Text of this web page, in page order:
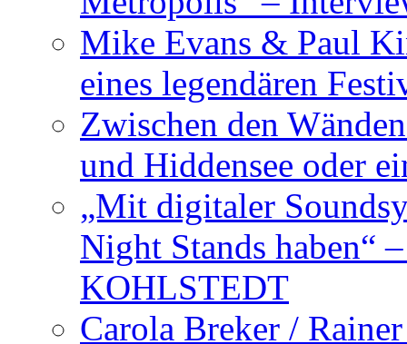
Mike Evans & Paul
eines legendären
Zwischen den
und Hiddensee oder
„Mit digitaler
Night Stands haben“
KOHLSTEDT
Carola Breker /